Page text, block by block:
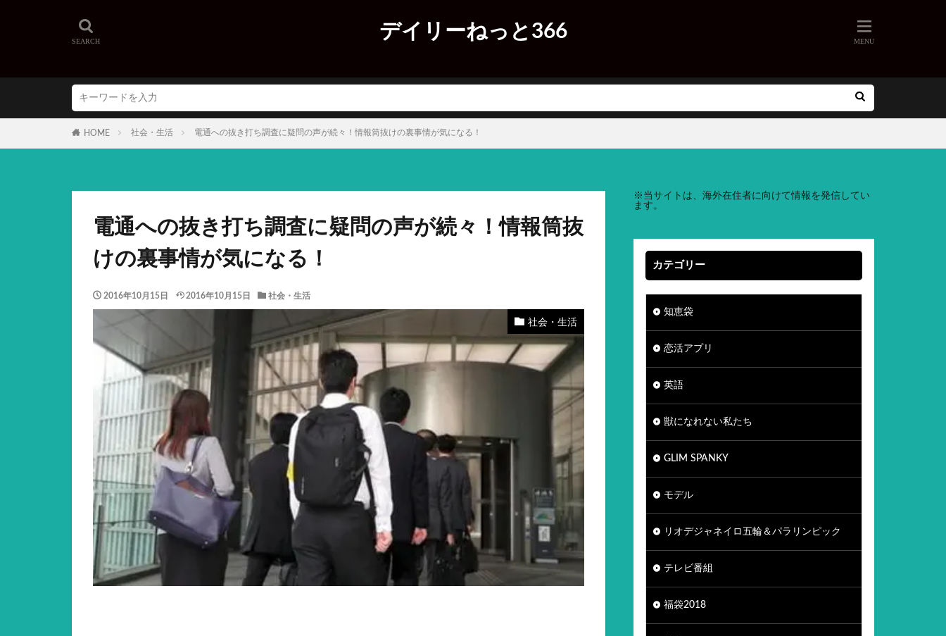
デイリーねっと366
HOME 社会・生活 電通への抜き打ち調査に疑問の声が続々！情報筒抜けの裏事情が気になる！
電通への抜き打ち調査に疑問の声が続々！情報筒抜
けの裏事情が気になる！
2016年10月15日 2016年10月15日 社会・生活
社会・生活
※ 当サイトは、海外在住者に向けて情報を発信してい
ます。
カテゴリー
知恵袋
恋活アプリ
英語
獣になれない私たち
GLIM SPANKY
モデル
リオデジャネイロ五輪＆パラリンピック
テレビ番組
福袋2018